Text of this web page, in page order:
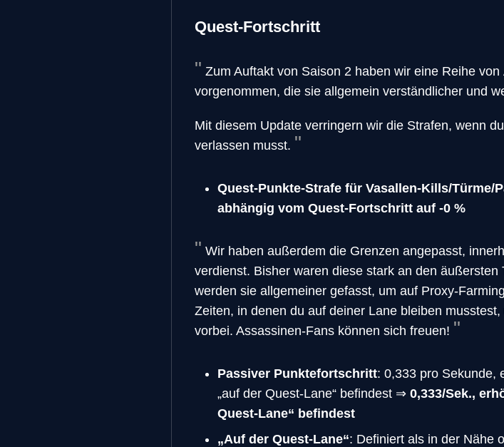
Quest-Fortschritt
Zum Auftakt von Saison 2 haben wir eine Reihe
vorgenommen, die sie allgemein verständlicher und
Mit diesem Update verringern wir die Strafen, wenn
verlassen musst.
Quest-Punkte-Strafe für Vasallen-Kills/Türme/
abhängig vom Quest-Fortschritt auf -0 %
Wir haben außerdem die Grenzen angepasst,
verdienst. Bisher waren diese stark an den
werden sie allgemeiner gefasst, um auf Proxy-
Zeiten, in denen du auf deiner Lane bleiben
vorbei. Assassinen-Fans können sich freuen!
Passiver Punktefortschritt: 0,333 pro Sekunde,
„auf der Quest-Lane“ befindest ⇒ 0,333/Sek.,
Quest-Lane“ befindest
„Auf der Quest-Lane“: Definiert als in der Nähe